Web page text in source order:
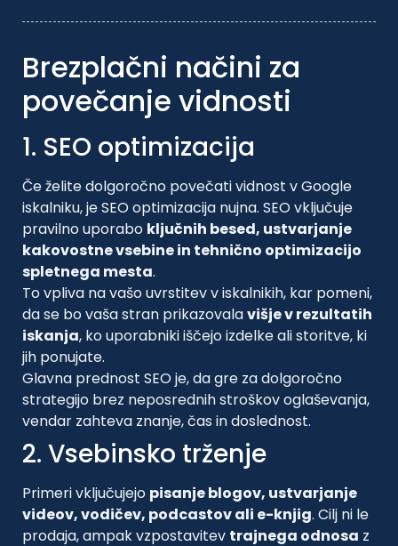
Brezplačni načini za
povečanje vidnosti
1. SEO optimizacija
Če želite dolgoročno povečati vidnost v Google
iskalniku, je SEO optimizacija nujna. SEO vključuje
pravilno uporabo ključnih besed, ustvarjanje
kakovostne vsebine in tehnično optimizacijo
spletnega mesta.
To vpliva na vašo uvrstitev v iskalnikih, kar pomeni,
da se bo vaša stran prikazovalavišje v rezultatih
iskanja, ko uporabniki iščejo izdelke ali storitve, ki
jih ponujate.
Glavna prednost SEO je, da gre za dolgoročno
strategijo brez neposrednih stroškov oglaševanja,
vendar zahteva znanje, čas in doslednost.
2. Vsebinsko trženje
Primeri vključujejo pisanje blogov, ustvarjanje
videov, vodičev, podcastov ali e-knjig. Cilj ni le
prodaja, ampak vzpostavitev trajnega odnosa z